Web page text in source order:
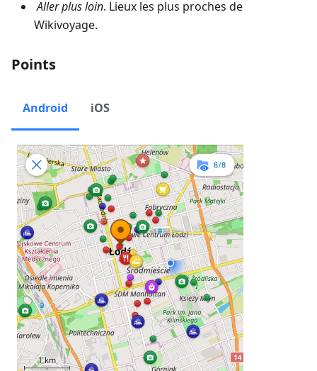
Aller plus loin. Lieux les plus proches de
Wikivoyage.
Points
Android iOS